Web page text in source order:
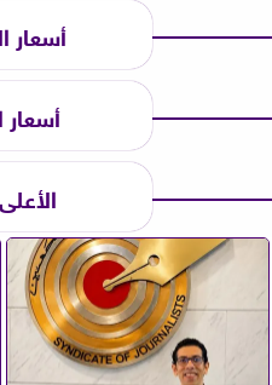
أسعار